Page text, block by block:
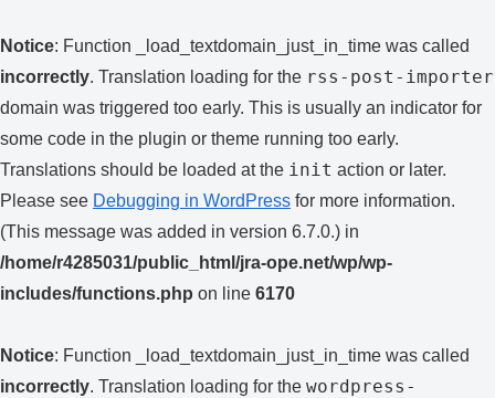
Notice: Function _load_textdomain_just_in_time was called
incorrectly. Translation loading for the rss-post-importer
domain was triggered too early. This is usually an indicator for
some code in the plugin or theme running too early.
Translations should be loaded at the init action or later.
Please see Debugging in WordPress for more information.
(This message was added in version 6.7.0.) in
/home/r4285031/public_html/jra-ope.net/wp/wp-
includes/functions.php on line 6170
Notice: Function _load_textdomain_just_in_time was called
incorrectly. Translation loading for the wordpress-